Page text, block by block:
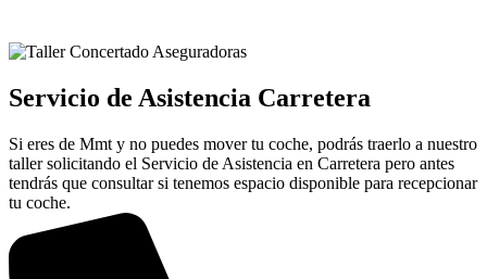
Servicio de Asistencia Carretera
Si eres de Mmt y no puedes mover tu coche, podrás traerlo a nuestro
taller solicitando el Servicio de Asistencia en Carretera pero antes
tendrás que consultar si tenemos espacio disponible para recepcionar
tu coche.